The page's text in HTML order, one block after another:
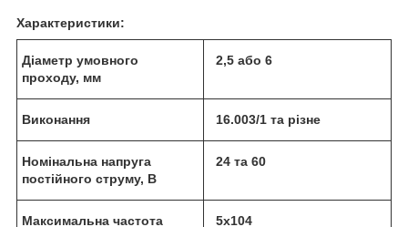
Характеристики:
Діаметр умовного
проходу, мм
2,5 або 6
Виконання 16.003/1 та різне
Номінальна напруга
постійного струму, В
24 та 60
Максимальна частота
5х104